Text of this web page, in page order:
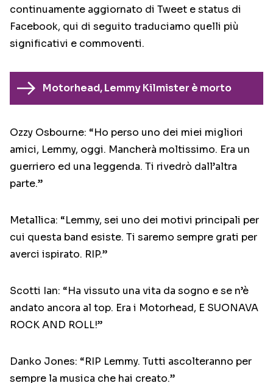
continuamente aggiornato di Tweet e status di
Facebook, qui di seguito traduciamo quelli più
significativi e commoventi.
Motorhead, Lemmy Kilmister è morto
Ozzy Osbourne: “Ho perso uno dei miei migliori
amici, Lemmy, oggi. Mancherà moltissimo. Era un
guerriero ed una leggenda. Ti rivedrò dall’altra
parte.”
Metallica: “Lemmy, sei uno dei motivi principali per
cui questa band esiste. Ti saremo sempre grati per
averci ispirato. RIP.”
Scotti Ian: “Ha vissuto una vita da sogno e se n’è
andato ancora al top. Era i Motorhead, E SUONAVA
ROCK AND ROLL!”
Danko Jones: “RIP Lemmy. Tutti ascolteranno per
sempre la musica che hai creato.”